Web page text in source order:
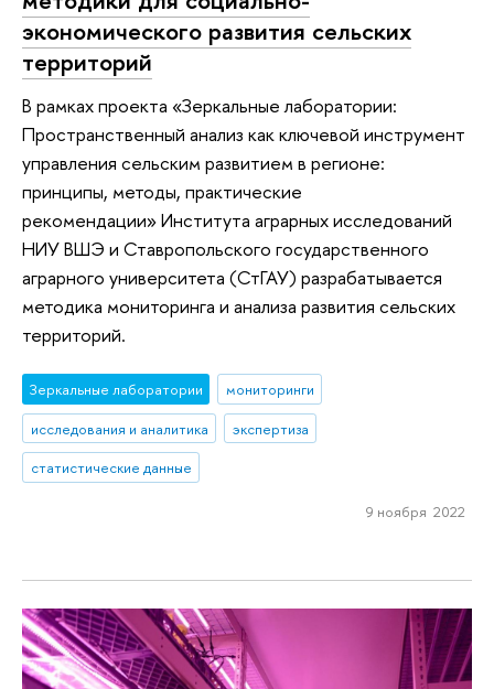
экономического развития сельских
территорий
В рамках проекта «Зеркальные лаборатории:
Пространственный анализ как ключевой инструмент
управления сельским развитием в регионе:
принципы, методы, практические
рекомендации» Института аграрных исследований
НИУ ВШЭ и Ставропольского государственного
аграрного университета (СтГАУ) разрабатывается
методика мониторинга и анализа развития сельских
территорий.
Зеркальные лаборатории
мониторинги
исследования и аналитика
экспертиза
статистические данные
9 ноября 2022